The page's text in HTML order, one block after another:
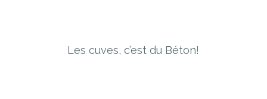
Les cuves, c’est du Béton!